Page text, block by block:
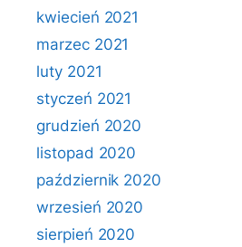
kwiecień 2021
marzec 2021
luty 2021
styczeń 2021
grudzień 2020
listopad 2020
październik 2020
wrzesień 2020
sierpień 2020